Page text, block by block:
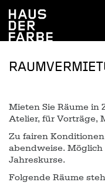
home
navigation
content
Haus
der
Farbe
Mieten Sie Räume in
Atelier, für Vorträge,
Zu fairen
abendweise. Möglich
Jahreskurse.
Folgende Räume